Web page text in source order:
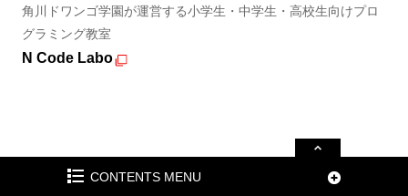
角川ドワンゴ学園が運営する小学生・中学生・高校生向けプロ
グラミング教室
N Code Labo
CONTENTS MENU